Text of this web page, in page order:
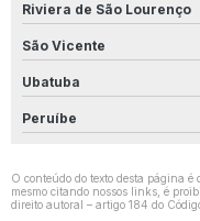
Produto Para Limpar
Produto Para Limpar
Produto Para Limpar
Riviera de São Lourenço
São Vicente
Ubatuba
Peruíbe
O conteúdo do texto desta página
mesmo citando nossos links, é
direito autoral – artigo 184 do